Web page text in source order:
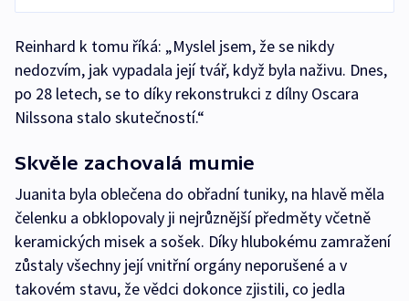
Reinhard k tomu říká: „Myslel jsem, že se nikdy
nedozvím, jak vypadala její tvář, když byla naživu. Dnes,
po 28 letech, se to díky rekonstrukci z dílny Oscara
Nilssona stalo skutečností.“
Skvěle zachovalá mumie
Juanita byla oblečena do obřadní tuniky, na hlavě měla
čelenku a obklopovaly ji nejrůznější předměty včetně
keramických misek a sošek. Díky hlubokému zamražení
zůstaly všechny její vnitřní orgány neporušené a v
takovém stavu, že vědci dokonce zjistili, co jedla